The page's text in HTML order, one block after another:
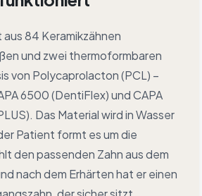
84 Keramikzähnen
und zwei thermoformbaren
von Polycaprolacton (PCL) –
6500 (DentiFlex) und CAPA
Das Material wird in Wasser
Patient formt es um die
den passenden Zahn aus dem
nach dem Erhärten hat er einen